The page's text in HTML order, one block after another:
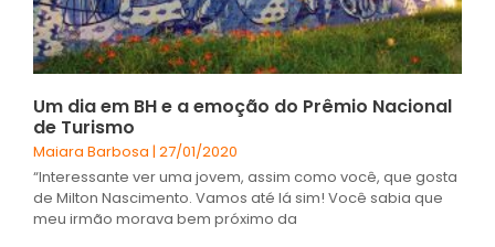
Um dia em BH e a emoção do Prêmio Nacional
de Turismo
Maiara Barbosa 27/01/2020
“Interessante ver uma jovem, assim como você, que gosta
de Milton Nascimento. Vamos até lá sim! Você sabia que
meu irmão morava bem próximo da